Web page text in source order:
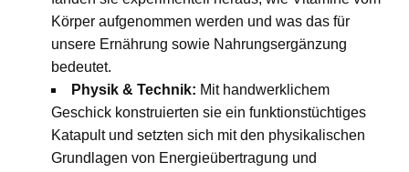
Körper aufgenommen werden und was das für
unsere Ernährung sowie Nahrungsergänzung
bedeutet.
Physik & Technik: Mit handwerklichem
Geschick konstruierten sie ein funktionstüchtiges
Katapult und setzten sich mit den physikalischen
Grundlagen von Energieübertragung und